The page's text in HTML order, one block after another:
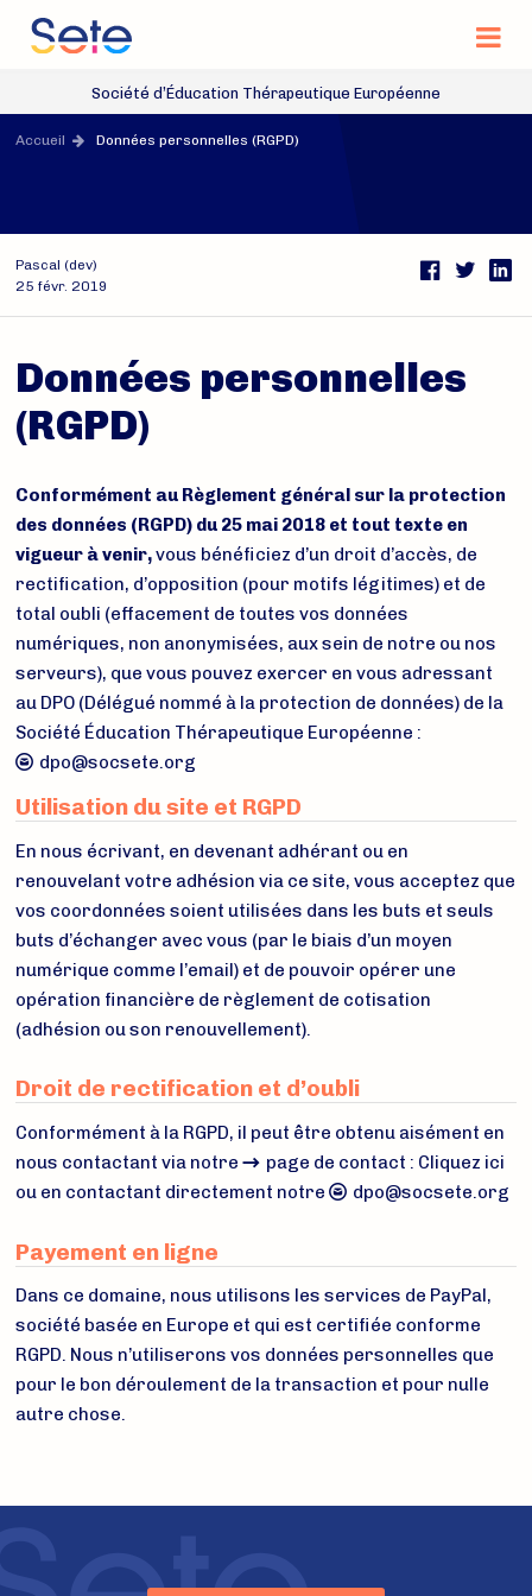
Site officiel de la Société d’Éducation
Société d’Éducation Thérapeutique Européenne
Accueil Données personnelles (RGPD)
Pascal (dev)
25 févr. 2019
Données personnelles
(RGPD)
Conformément au Règlement général sur la protection
des données (RGPD) du 25 mai 2018 et tout texte en
vigueur à venir,vous bénéficiez d’un droit d’accès, de
rectification, d’opposition (pour motifs légitimes) et de
total oubli (effacement de toutes vos données
numériques, non anonymisées, aux sein de notre ou nos
serveurs), que vous pouvez exercer en vous adressant
au DPO (Délégué nommé à la protection de données) de la
Société Éducation Thérapeutique Européenne :
dpo@socsete.org
Utilisation du site et RGPD
En nous écrivant, en devenant adhérant ou en
renouvelant votre adhésion via ce site, vous acceptez que
vos coordonnées soient utilisées dans les buts et seuls
buts d’échanger avec vous (par le biais d’un moyen
numérique comme l’email) et de pouvoir opérer une
opération financière de règlement de cotisation
(adhésion ou son renouvellement).
Droit de rectification et d’oubli
Conformément à la RGPD, il peut être obtenu aisément en
nous contactant via notre
page de contact : Cliquez ici
ou en contactant directement notre
dpo@socsete.org
Payement en ligne
Dans ce domaine, nous utilisons les services de PayPal,
société basée en Europe et qui est certifiée conforme
RGPD. Nous n’utiliserons vos données personnelles que
pour le bon déroulement de la transaction et pour nulle
autre chose.